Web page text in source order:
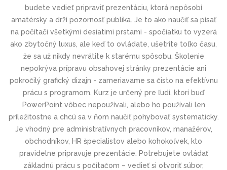
budete vedieť pripraviť prezentáciu, ktorá nepôsobí
amatérsky a drží pozornosť publika. Je to ako naučiť sa písať
na počítači všetkými desiatimi prstami - spočiatku to vyzerá
ako zbytočný luxus, ale keď to ovládate, ušetríte toľko času,
že sa už nikdy nevrátite k starému spôsobu. Školenie
nepokrýva prípravu obsahovej stránky prezentácie ani
pokročilý grafický dizajn - zameriavame sa čisto na efektívnu
prácu s programom. Kurz je určený pre ľudí, ktorí buď
PowerPoint vôbec nepoužívali, alebo ho používali len
príležitostne a chcú sa v ňom naučiť pohybovať systematicky.
Je vhodný pre administratívnych pracovníkov, manažérov,
obchodníkov, HR špecialistov alebo kohokoľvek, kto
pravidelne pripravuje prezentácie. Potrebujete ovládať
základnú prácu s počítačom – vedieť si otvoriť súbor,